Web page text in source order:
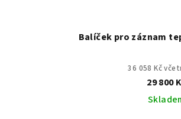
Balíček pro záznam
36 058 Kč
29 800